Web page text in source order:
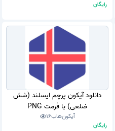
رایگان
دانلود آیکون پرچم ایسلند (شش
ضلعی) با فرمت PNG
آیکون‌هاب16
رایگان